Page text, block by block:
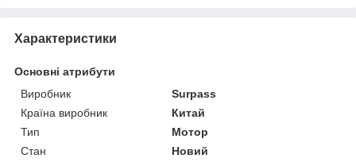
Характеристики
Основні атрибути
Виробник
Surpass
Країна виробник
Китай
Тип
Мотор
Стан
Новий